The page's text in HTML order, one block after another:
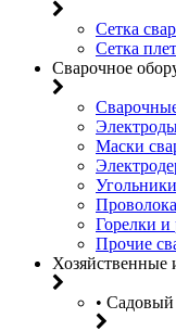
Сетка
Сетка
Сварочное
Маски
Горелки и
Прочие
Хозяйственные
•